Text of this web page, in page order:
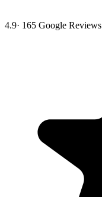
4.9· 165 Google Reviews